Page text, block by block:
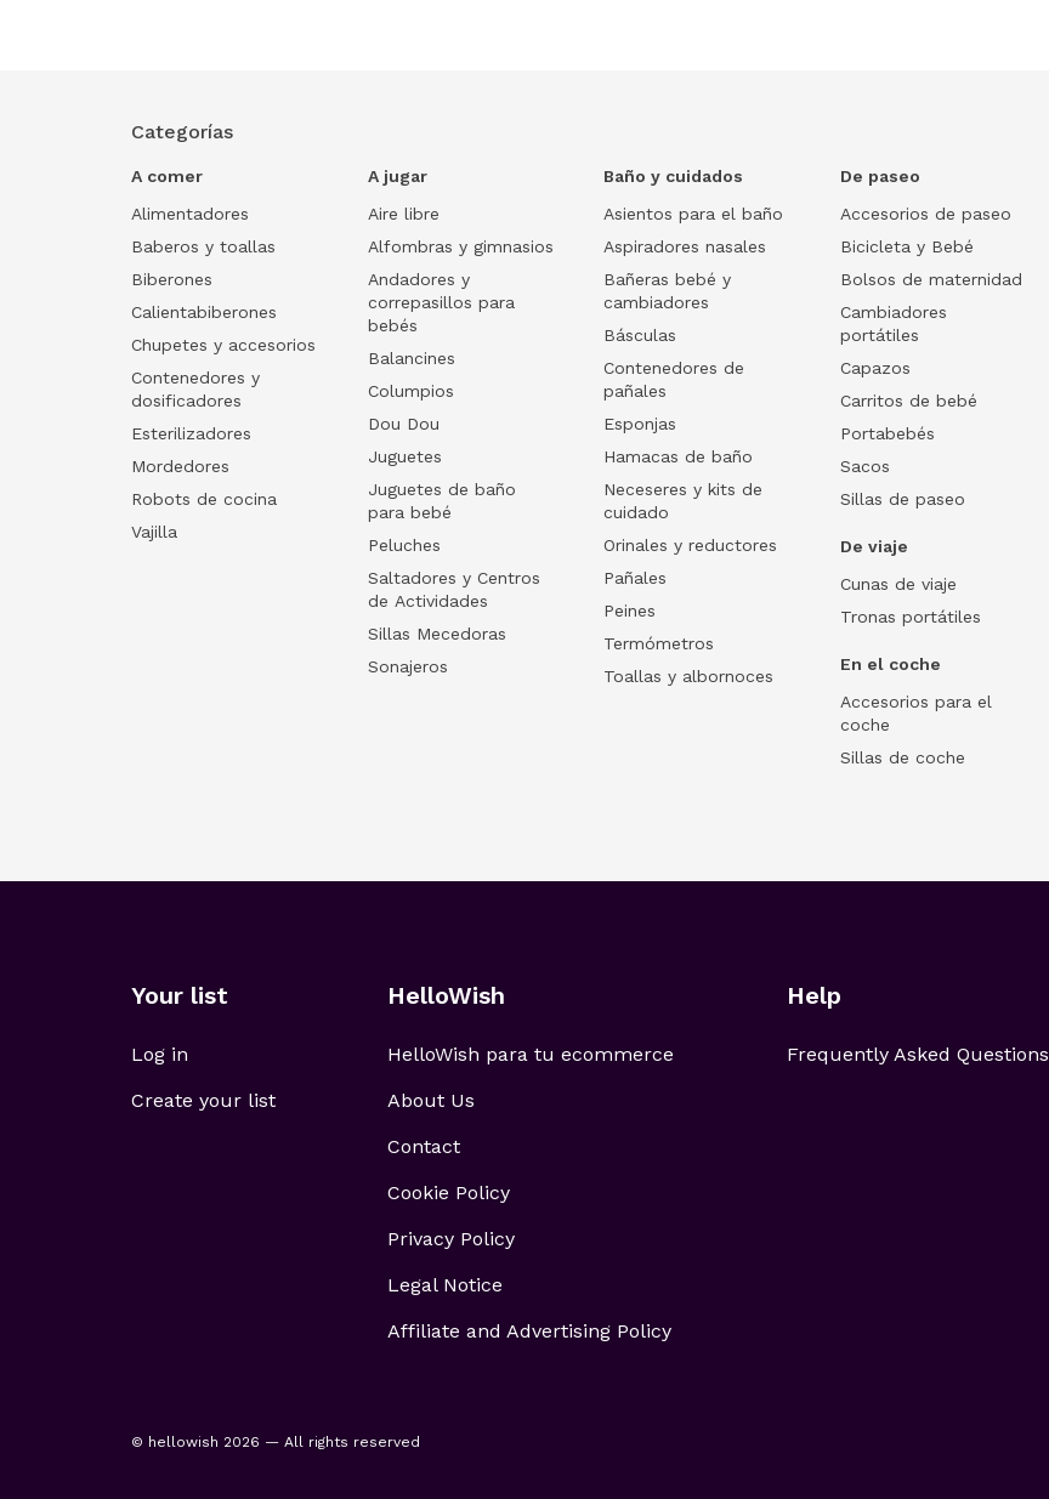
Categorías
A comer
Alimentadores
Baberos y toallas
Biberones
Calientabiberones
Chupetes y accesorios
Contenedores y
dosificadores
Esterilizadores
Mordedores
Robots de cocina
Vajilla
A jugar
Aire libre
Alfombras y gimnasios
Andadores y
correpasillos para
bebés
Balancines
Columpios
Dou Dou
Juguetes
Juguetes de baño
para bebé
Peluches
Saltadores y Centros
de Actividades
Sillas Mecedoras
Sonajeros
Baño y cuidados
Asientos para el baño
Aspiradores nasales
Bañeras bebé y
cambiadores
Básculas
Contenedores de
pañales
Esponjas
Hamacas de baño
Neceseres y kits de
cuidado
Orinales y reductores
Pañales
Peines
Termómetros
Toallas y albornoces
De paseo
Accesorios de paseo
Bicicleta y Bebé
Bolsos de maternidad
Cambiadores
portátiles
Capazos
Carritos de bebé
Portabebés
Sacos
Sillas de paseo
De viaje
Cunas de viaje
Tronas portátiles
En el coche
Accesorios para el
coche
Sillas de coche
Your list
Log in
Create your list
HelloWish
HelloWish para tu ecommerce
About Us
Contact
Cookie Policy
Privacy Policy
Legal Notice
Affiliate and Advertising Policy
Help
Frequently Asked Questions
© hellowish 2026 — All rights reserved